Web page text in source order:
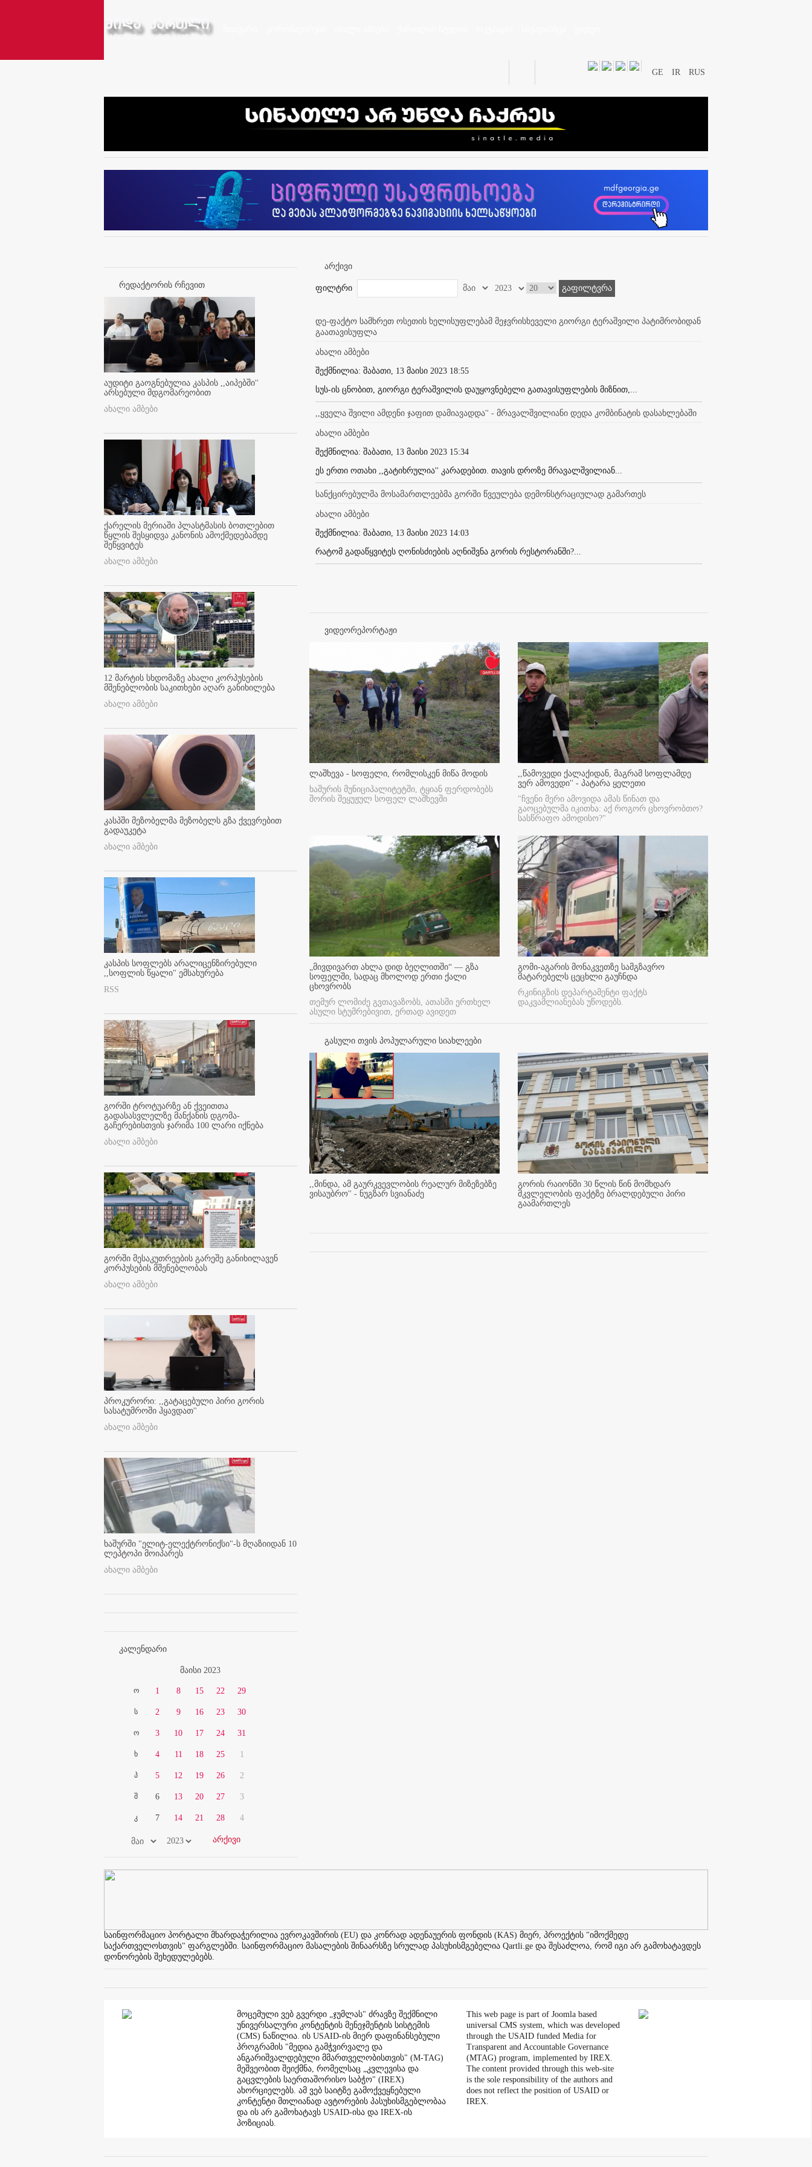
GE IR RUS
რედაქტორის რჩევით
აუდიტი გაოგნებულია კასპის ,,აიპებში''
არსებული მდგომარეობით
ახალი ამბები
ქარელის მერიაში პლასტმასის ბოთლებით
წყლის შესყიდვა კანონის ამოქმედებამდე
შეწყვიტეს
ახალი ამბები
12 მარტის სხდომაზე ახალი კორპუსების
მშენებლობის საკითხები აღარ განიხილება
ახალი ამბები
კასპში მეზობელმა მეზობელს გზა ქვევრებით
გადაუკეტა
ახალი ამბები
კასპის სოფლებს არალიცენზირებული
,,სოფლის წყალი" ემსახურება
RSS
გორში ტროტუარზე ან ქვეითთა
გადასასვლელზე მანქანის დგომა-
გაჩერებისთვის ჯარიმა 100 ლარი იქნება
ახალი ამბები
გორში მესაკუთრეების გარეშე განიხილავენ
კორპუსების მშენებლობას
ახალი ამბები
პროკურორი: ,,გატაცებული პირი გორის
სასატუმროში ჰყავდათ''
ახალი ამბები
ხაშურში "ელიტ-ელექტრონიქსი"-ს მღაზიიდან 10
ლეპტოპი მოიპარეს
ახალი ამბები
კალენდარი
მაისი 2023
ო
ს
ო
ხ
პ
შ
კ
1
2
3
4
5
6
7
8
9
10
11
12
13
14
15
16
17
18
19
20
21
22
23
24
25
26
27
28
29
30
31
1
2
3
4
არქივი
ფილტრი გაფილტვრა
დე-ფაქტო სამხრეთ ოსეთის ხელისუფლებამ მეჯვრისხეველი გიორგი ტერაშვილი პატიმრობიდან
გაათავისუფლა
ახალი ამბები
შექმნილია: შაბათი, 13 მაისი 2023 18:55
სუს-ის ცნობით, გიორგი ტერაშვილის დაუყოვნებელი გათავისუფლების მიზნით,...
,,ყველა შვილი ამდენი ჯაფით დამიავადდა'' - მრავალშვილიანი დედა კომბინატის დასახლებაში
ახალი ამბები
შექმნილია: შაბათი, 13 მაისი 2023 15:34
ეს ერთი ოთახი ,,გატიხრულია'' კარადებით. თავის დროზე მრავალშვილიან...
სანქცირებულმა მოსამართლეებმა გორში წვეულება დემონსტრაციულად გამართეს
ახალი ამბები
შექმნილია: შაბათი, 13 მაისი 2023 14:03
რატომ გადაწყვიტეს ღონისძიების აღნიშვნა გორის რესტორანში?...
ვიდეორეპორტაჟი
ლაშხევა - სოფელი, რომლისკენ მიწა მოდის
ხაშურის მუნიციპალიტეტში, ტყიან ფერდობებს
შორის შეყუჟულ სოფელ ლაშხევში
,,წამოვედი ქალაქიდან, მაგრამ სოფლამდე
ვერ ამოვედი'' - პატარა ყელეთი
"ჩვენი მერი ამოვიდა ამას წინათ და
გაოცებულმა იკითხა: აქ როგორ ცხოვრობთო?
სასწრაფო ამოდისო?"
„მივდივართ ახლა დიდ ბეღლითში“ — გზა
სოფელში, სადაც მხოლოდ ერთი ქალი
ცხოვრობს
თემურ ლომიძე გვთავაზობს, ათასში ერთხელ
ასული სტუმრებივით, ერთად ავიდეთ
გომი-აგარის მონაკვეთზე სამგზავრო
მატარებელს ცეცხლი გაუჩნდა
რკინიგზის დეპარტამენტი ფაქტს
დაკვამლიანებას უწოდებს.
გასული თვის პოპულარული სიახლეები
,,მინდა, ამ გაურკვევლობის რეალურ მიზეზებზე
ვისაუბრო'' - ნუგზარ სვიანაძე
გორის რაიონში 30 წლის წინ მომხდარ
მკვლელობის ფაქტზე ბრალდებული პირი
გაამართლეს
საინფორმაციო პორტალი მხარდაჭერილია ევროკავშირის (EU) და კონრად ადენაუერის ფონდის (KAS) მიერ, პროექტის "იმოქმედე
საქართველოსთვის" ფარგლებში. საინფორმაციო მასალების შინაარსზე სრულად პასუხისმგებელია Qartli.ge და შესაძლოა, რომ იგი არ გამოხატავდეს
დონორების შეხედულებებს.
მოცემული ვებ გვერდი „ჯუმლას" ძრავზე შექმნილი
უნივერსალური კონტენტის მენეჯმენტის სისტემის
(CMS) ნაწილია. ის USAID-ის მიერ დაფინანსებული
პროგრამის "მედია გამჭვირვალე და
ანგარიშვალდებული მმართველობისთვის" (M-TAG)
მეშვეობით შეიქმნა, რომელსაც „კვლევისა და
გაცვლების საერთაშორისო საბჭო" (IREX)
ახორციელებს. ამ ვებ საიტზე გამოქვეყნებული
კონტენტი მთლიანად ავტორების პასუხისმგებლობაა
და ის არ გამოხატავს USAID-ისა და IREX-ის
პოზიციას.
This web page is part of Joomla based
universal CMS system, which was developed
through the USAID funded Media for
Transparent and Accountable Governance
(MTAG) program, implemented by IREX.
The content provided through this web-site
is the sole responsibility of the authors and
does not reflect the position of USAID or
IREX.